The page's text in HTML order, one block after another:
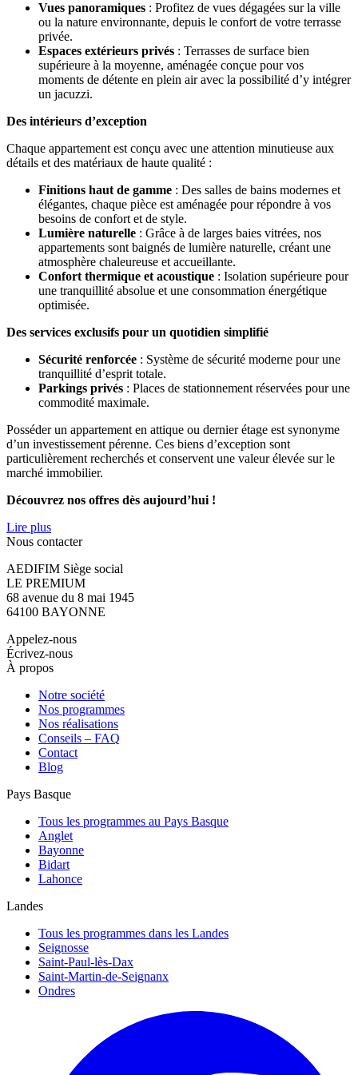
Vues panoramiques : Profitez de vues dégagées sur la ville
ou la nature environnante, depuis le confort de votre terrasse
privée.
Espaces extérieurs privés : Terrasses de surface bien
supérieure à la moyenne, aménagée conçue pour vos
moments de détente en plein air avec la possibilité d’y intégrer
un jacuzzi.
Des intérieurs d’exception
Chaque appartement est conçu avec une attention minutieuse aux
détails et des matériaux de haute qualité :
Finitions haut de gamme : Des salles de bains modernes et
élégantes, chaque pièce est aménagée pour répondre à vos
besoins de confort et de style.
Lumière naturelle : Grâce à de larges baies vitrées, nos
appartements sont baignés de lumière naturelle, créant une
atmosphère chaleureuse et accueillante.
Confort thermique et acoustique : Isolation supérieure pour
une tranquillité absolue et une consommation énergétique
optimisée.
Des services exclusifs pour un quotidien simplifié
Sécurité renforcée : Système de sécurité moderne pour une
tranquillité d’esprit totale.
Parkings privés : Places de stationnement réservées pour une
commodité maximale.
Posséder un appartement en attique ou dernier étage est synonyme
d’un investissement pérenne. Ces biens d’exception sont
particulièrement recherchés et conservent une valeur élevée sur le
marché immobilier.
Découvrez nos offres dès aujourd’hui !
Lire plus
Nous contacter
AEDIFIM Siège social
LE PREMIUM
68 avenue du 8 mai 1945
64100 BAYONNE
Appelez-nous
Écrivez-nous
À propos
Notre société
Nos programmes
Nos réalisations
Conseils – FAQ
Contact
Blog
Pays Basque
Tous les programmes au Pays Basque
Anglet
Bayonne
Bidart
Lahonce
Landes
Tous les programmes dans les Landes
Seignosse
Saint-Paul-lès-Dax
Saint-Martin-de-Seignanx
Ondres